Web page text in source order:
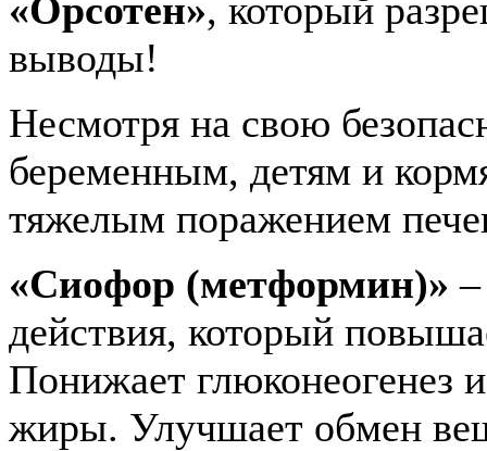
«Орсотен», который
выводы!
Несмотря на свою
беременным, детям и
тяжелым поражением
«Сиофор (метформин)»
действия, который
Понижает глюконеогенез
жиры. Улучшает обмен